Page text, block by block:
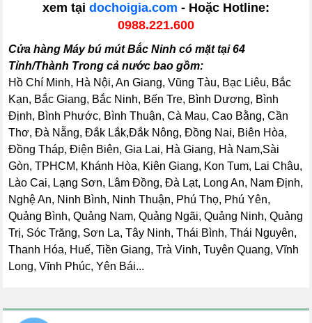
xem tại dochoigia.com - Hoặc Hotline:
0988.221.600
Cửa hàng Máy bú mút Bắc Ninh có mặt tại 64
Tỉnh/Thành Trong cả nước bao gồm:
Hồ Chí Minh, Hà Nội, An Giang, Vũng Tàu, Bạc Liêu, Bắc
Kạn, Bắc Giang, Bắc Ninh, Bến Tre, Bình Dương, Bình
Định, Bình Phước, Bình Thuận, Cà Mau, Cao Bằng, Cần
Thơ, Đà Nẵng, Đắk Lắk,Đắk Nông, Đồng Nai, Biên Hòa,
Đồng Tháp, Điện Biên, Gia Lai, Hà Giang, Hà Nam,Sài
Gòn, TPHCM, Khánh Hòa, Kiên Giang, Kon Tum, Lai Châu,
Lào Cai, Lạng Sơn, Lâm Đồng, Đà Lạt, Long An, Nam Định,
Nghệ An, Ninh Bình, Ninh Thuận, Phú Thọ, Phú Yên,
Quảng Bình, Quảng Nam, Quảng Ngãi, Quảng Ninh, Quảng
Trị, Sóc Trăng, Sơn La, Tây Ninh, Thái Bình, Thái Nguyên,
Thanh Hóa, Huế, Tiền Giang, Trà Vinh, Tuyên Quang, Vĩnh
Long, Vĩnh Phúc, Yên Bái...